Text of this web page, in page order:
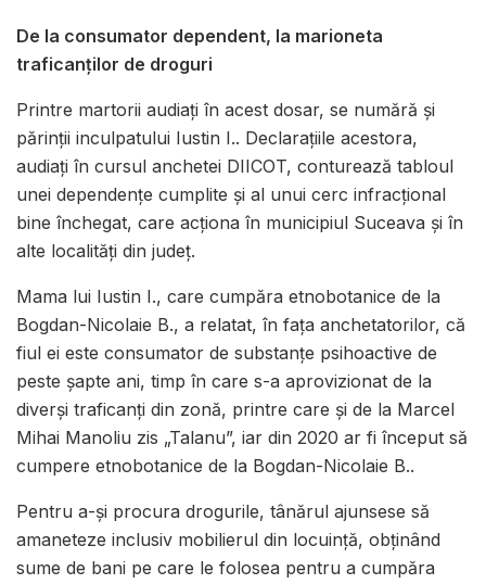
De la consumator dependent, la marioneta
traficanților de droguri
Printre martorii audiați în acest dosar, se numără și
părinții inculpatului Iustin I.. Declarațiile acestora,
audiați în cursul anchetei DIICOT, conturează tabloul
unei dependențe cumplite și al unui cerc infracțional
bine închegat, care acționa în municipiul Suceava și în
alte localități din județ.
Mama lui Iustin I., care cumpăra etnobotanice de la
Bogdan-Nicolaie B., a relatat, în fața anchetatorilor, că
fiul ei este consumator de substanțe psihoactive de
peste șapte ani, timp în care s-a aprovizionat de la
diverși traficanți din zonă, printre care și de la Marcel
Mihai Manoliu zis „Talanu”, iar din 2020 ar fi început să
cumpere etnobotanice de la Bogdan-Nicolaie B..
Pentru a-și procura drogurile, tânărul ajunsese să
amaneteze inclusiv mobilierul din locuință, obținând
sume de bani pe care le folosea pentru a cumpăra